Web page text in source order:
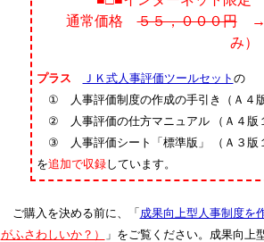
通常価格５５，０００円→
み）
プラス ＪＫ式人事評価ツールセット の
① 人事評価制度の作成の手引き（Ａ４版
② 人事評価の仕方マニュアル （Ａ４版
③ 人事評価シート「標準版」 （Ａ３版
を追加で収録しています。
ご購入を決める前に、「 成果向上型人事制度を
がふさわしいか？）
」をご覧ください。成果向上